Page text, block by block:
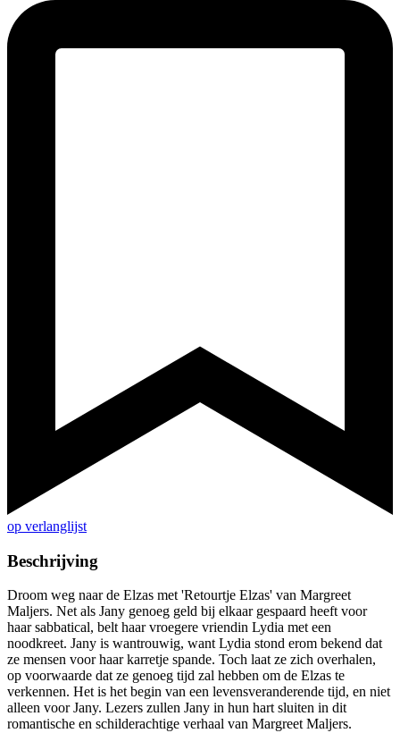
op verlanglijst
Beschrijving
Droom weg naar de Elzas met 'Retourtje Elzas' van Margreet
Maljers. Net als Jany genoeg geld bij elkaar gespaard heeft voor
haar sabbatical, belt haar vroegere vriendin Lydia met een
noodkreet. Jany is wantrouwig, want Lydia stond erom bekend dat
ze mensen voor haar karretje spande. Toch laat ze zich overhalen,
op voorwaarde dat ze genoeg tijd zal hebben om de Elzas te
verkennen. Het is het begin van een levensveranderende tijd, en niet
alleen voor Jany. Lezers zullen Jany in hun hart sluiten in dit
romantische en schilderachtige verhaal van Margreet Maljers.